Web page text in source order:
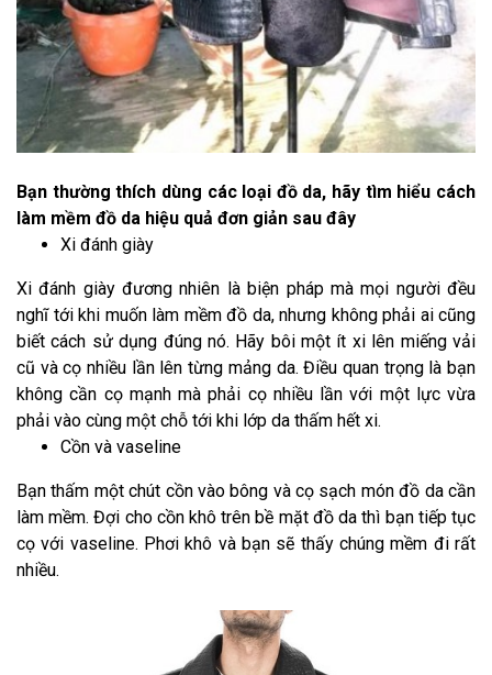
Bạn thường thích dùng các loại đồ da, hãy tìm hiểu cách
làm mềm đồ da hiệu quả đơn giản sau đây
Xi đánh giày
Xi đánh giày đương nhiên là biện pháp mà mọi người đều
nghĩ tới khi muốn làm mềm đồ da, nhưng không phải ai cũng
biết cách sử dụng đúng nó. Hãy bôi một ít xi lên miếng vải
cũ và cọ nhiều lần lên từng mảng da. Điều quan trọng là bạn
không cần cọ mạnh mà phải cọ nhiều lần với một lực vừa
phải vào cùng một chỗ tới khi lớp da thấm hết xi.
Cồn và vaseline
Bạn thấm một chút cồn vào bông và cọ sạch món đồ da cần
làm mềm. Đợi cho cồn khô trên bề mặt đồ da thì bạn tiếp tục
cọ với vaseline. Phơi khô và bạn sẽ thấy chúng mềm đi rất
nhiều.